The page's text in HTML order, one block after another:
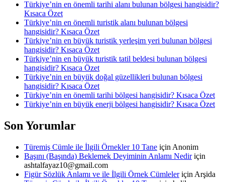
Türkiye’nin en önemli tarihi alanı bulunan bölgesi hangisidir?
Kısaca Özet
Türkiye’nin en önemli turistik alanı bulunan bölgesi
hangisidir? Kısaca Özet
Türkiye’nin en büyük turistik yerleşim yeri bulunan bölgesi
hangisidir? Kısaca Özet
Türkiye’nin en büyük turistik tatil beldesi bulunan bölgesi
hangisidir? Kısaca Özet
Türkiye’nin en büyük doğal güzellikleri bulunan bölgesi
hangisidir? Kısaca Özet
Türkiye’nin en önemli tarihi bölgesi hangisidir? Kısaca Özet
Türkiye’nin en büyük enerji bölgesi hangisidir? Kısaca Özet
Son Yorumlar
Türemiş Cümle ile İlgili Örnekler 10 Tane için Anonim
Başını (Başında) Beklemek Deyiminin Anlamı Nediriçin
ashtalfayaz10@gmail.com
Figür Sözlük Anlamı ve ile İlgili Örnek Cümleleriçin Arşida